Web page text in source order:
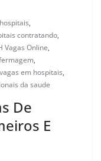
,
contratando,
Vagas Online,
,
vagas em hospitais,
da saude
De
E